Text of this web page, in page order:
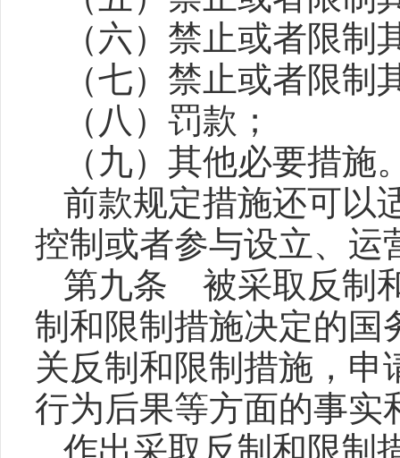
（六）禁止或者限
（七）禁止或者限
（八）罚款；
（九）其他必要措施
前款规定措施还可以
控制或者参与设立、运
第九条 被采取反制
制和限制措施决定的国
关反制和限制措施，
行为后果等方面的事实
作出采取反制和限制